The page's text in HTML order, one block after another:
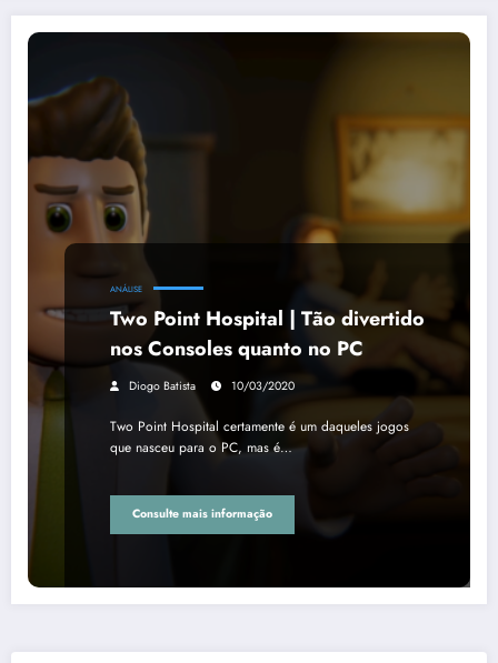
ANÁLISE
Two Point Hospital | Tão divertido
nos Consoles quanto no PC
Diogo Batista 10/03/2020
Two Point Hospital certamente é um daqueles jogos
que nasceu para o PC, mas é…
Consulte mais informação